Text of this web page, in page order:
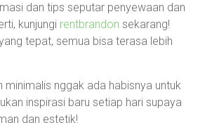
dan tips seputar penyewaan dan
kunjungi rentbrandon sekarang!
tepat, semua bisa terasa lebih
minimalis nggak ada habisnya untuk
inspirasi baru setiap hari supaya
dan estetik!